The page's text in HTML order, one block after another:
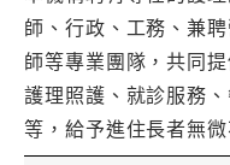
師、行政、工務、兼
師等專業團隊，共同
護理照護、就診服務
等，給予進住長者無微